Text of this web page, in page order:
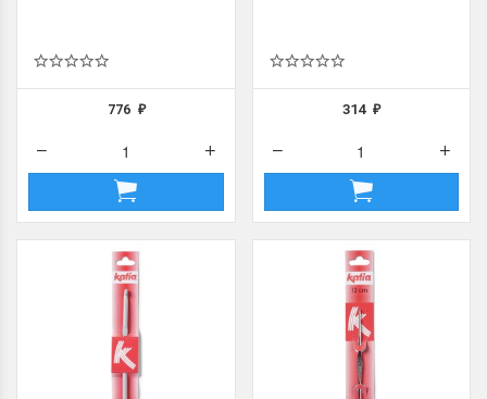
776 ₽ 314₽